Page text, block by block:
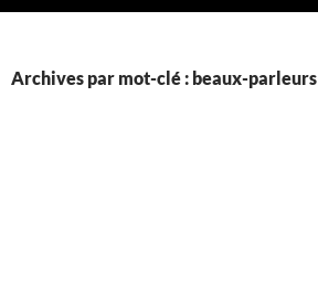
Archives par mot-clé : beaux-parleurs